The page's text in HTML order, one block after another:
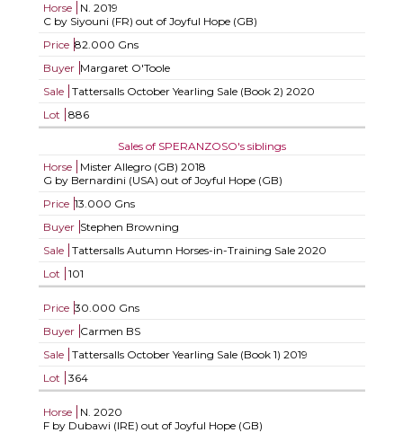
Horse N. 2019
C by Siyouni (FR) out of Joyful Hope (GB)
Price 82.000 Gns
Buyer Margaret O'Toole
Sale
Tattersalls October Yearling Sale (Book 2) 2020
Lot
886
Sales of SPERANZOSO's siblings
Horse
Mister Allegro (GB) 2018
G by Bernardini (USA) out of Joyful Hope (GB)
Price 13.000 Gns
Buyer Stephen Browning
Sale
Tattersalls Autumn Horses-in-Training Sale 2020
Lot
101
Price 30.000 Gns
Buyer Carmen BS
Sale
Tattersalls October Yearling Sale (Book 1) 2019
Lot
364
Horse N. 2020
F by Dubawi (IRE) out of Joyful Hope (GB)